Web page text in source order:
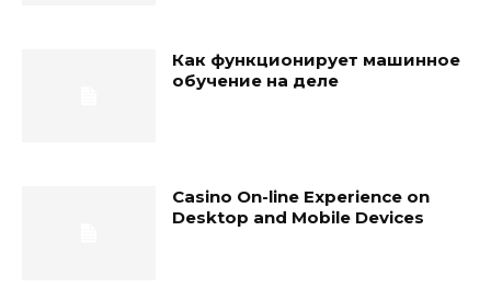
Как функционирует машинное
обучение на деле
Casino On-line Experience on
Desktop and Mobile Devices